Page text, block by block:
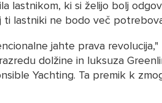
lastnikom, ki si želijo bolj
ti lastniki ne bodo več
jahte prava
dolžine in luksuza
Yachting. Ta premik k